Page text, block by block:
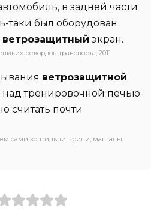
в задней части
таки был оборудован
ветрозащитный экран.
рекордов транспорта, 2011
ветрозащитной
над тренировочной печью-
считать почти
сами коптильни, грили, мангалы,